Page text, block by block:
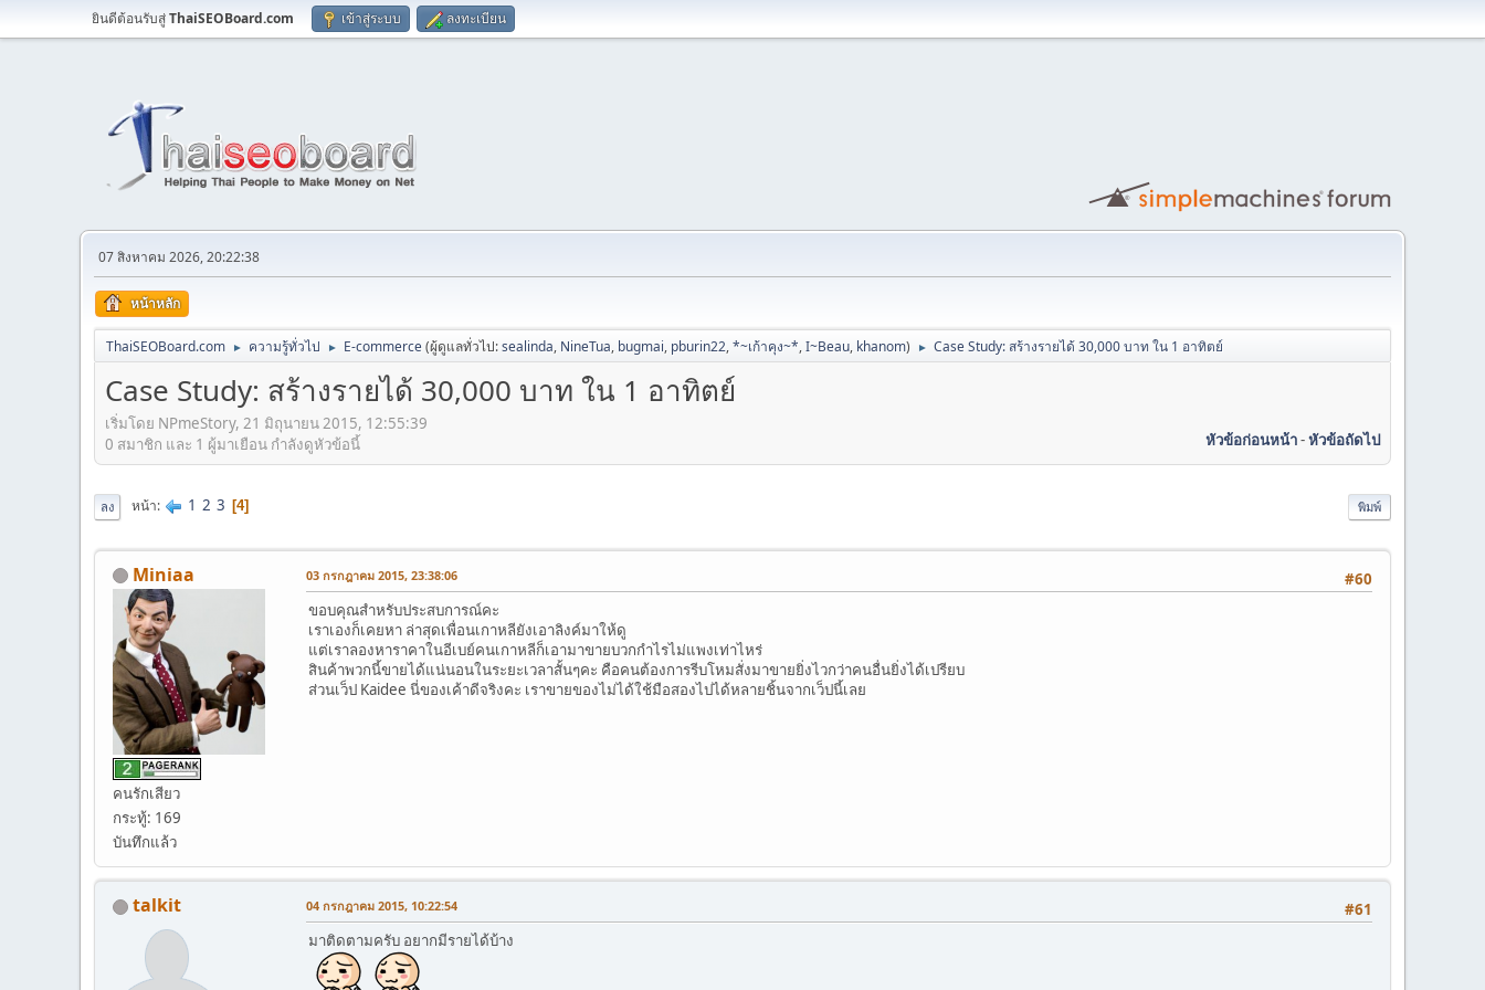
ยินดีต้อนรับสู่ThaiSEOBoard.com เข้าสู่ระบบ ลงทะเบียน
07 สิงหาคม 2026, 20:22:38
หน้าหลัก
ThaiSEOBoard.com ► ความรู้ทั่วไป ► E-commerce(ผู้ดูแลทั่วไป:sealinda, NineTua, bugmai, pburin22,*~เก้าคุง~*,I~Beau, khanom) ► Case Study: สร้างรายได้ 30,000 บาท ใน 1 อาทิตย์
Case Study: สร้างรายได้ 30,000 บาท ใน 1 อาทิตย์
เริ่มโดย NPmeStory, 21 มิถุนายน 2015, 12:55:39
หัวข้อก่อนหน้า-หัวข้อถัดไป
0 สมาชิก และ 1 ผู้มาเยือน กำลังดูหัวข้อนี้
พิมพ์
ลง หน้า 1 2 3 4
Miniaa
คนรักเสียว
กระทู้: 169
บันทึกแล้ว
#60
03 กรกฎาคม 2015, 23:38:06
ขอบคุณสำหรับประสบการณ์คะ
เราเองก็เคยหา ล่าสุดเพื่อนเกาหลียังเอาลิงค์มาให้ดู
แต่เราลองหาราคาในอีเบย์คนเกาหลีก็เอามาขายบวกกำไรไม่แพงเท่าไหร่
สินค้าพวกนี้ขายได้แน่นอนในระยะเวลาสั้นๆคะ คือคนต้องการรีบโหมสั่งมาขายยิ่งไวกว่าคนอื่นยิ่งได้เปรียบ
ส่วนเว็ป Kaidee นี่ของเค้าดีจริงคะ เราขายของไม่ได้ใช้มือสองไปได้หลายชิ้นจากเว็ปนี้เลย
talkit #61
04 กรกฎาคม 2015, 10:22:54
มาติดตามครับ อยากมีรายได้บ้าง